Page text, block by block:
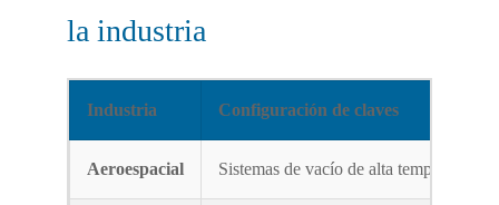
la industria
Industria Configuración de claves
Aeroespacial Sistemas de vacío de alta temperatura